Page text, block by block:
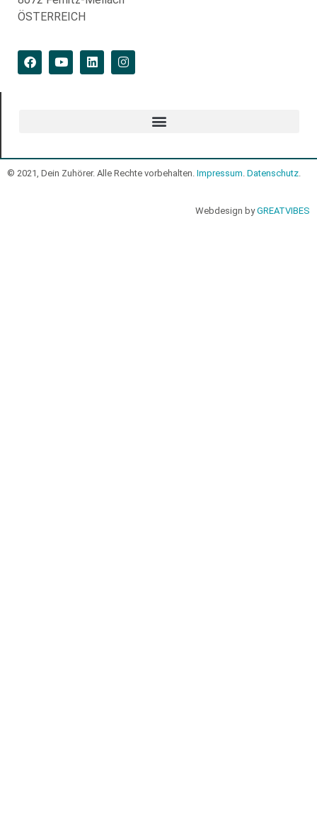
ÖSTERREICH
© 2021, Dein Zuhörer. Alle Rechte vorbehalten. Impressum Datenschutz
Webdesign byGREATVIBES